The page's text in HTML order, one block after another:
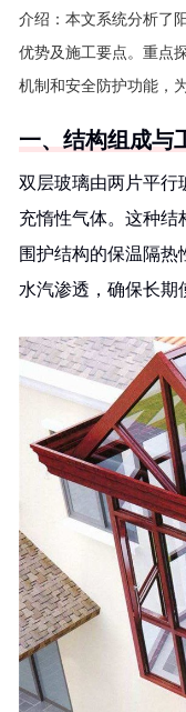
介绍： 本文系统分析了
优势及施工要点。重点
机制和安全防护功能，
一、结构组成与
双层玻璃由两片平行
充惰性气体。这种结
围护结构的保温隔热
水汽渗透，确保长期